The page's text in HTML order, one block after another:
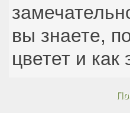
вы знаете,
цветет и как